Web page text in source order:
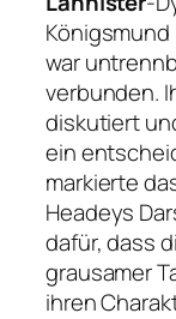
war
verbunden.
diskutiert
ein
markierte
Headeys
dafür, dass
grausamer
ihren